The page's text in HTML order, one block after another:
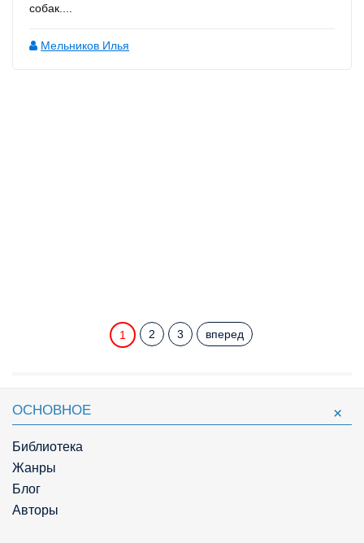
собак....
Мельников Илья
1 2 3 вперед
ОСНОВНОЕ
Библиотека
Жанры
Блог
Авторы